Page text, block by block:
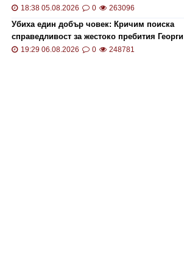
хомофобски мотив
18:38 05.08.2026 0 263096
Убиха един добър човек: Кричим поиска
справедливост за жестоко пребития
и ВИДЕО
19:29 06.08.2026 0 248781